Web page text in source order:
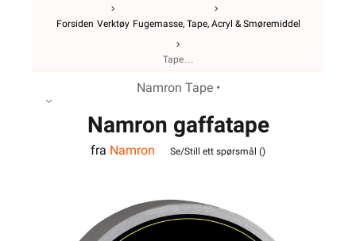
Forsiden Verktøy Fugemasse, Tape, Acryl & Smøremiddel
Tape
Namron Tape •
Namron gaffatape
48mmx50m grå Pro
fra Namron Se/Still ett spørsmål ()